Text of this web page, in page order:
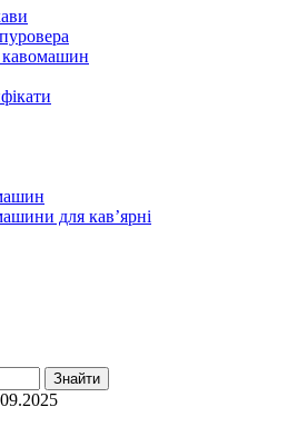
кавомашин
для кав’ярні
Знайти